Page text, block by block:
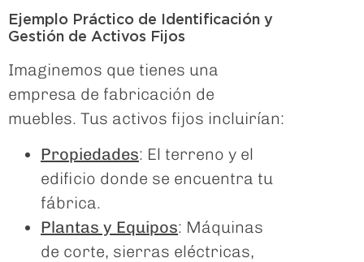
Ejemplo Práctico de Identificación y
Gestión de Activos Fijos
Imaginemos que tienes una
empresa de fabricación de
muebles. Tus activos fijos incluirían:
Propiedades: El terreno y el
edificio donde se encuentra tu
fábrica.
Plantas y Equipos: Máquinas
de corte, sierras eléctricas,